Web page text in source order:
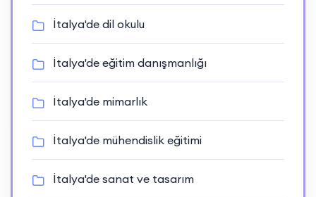
İtalya'de dil okulu
İtalya'de eğitim danışmanlığı
İtalya'de mimarlık
İtalya'de mühendislik eğitimi
İtalya'de sanat ve tasarım